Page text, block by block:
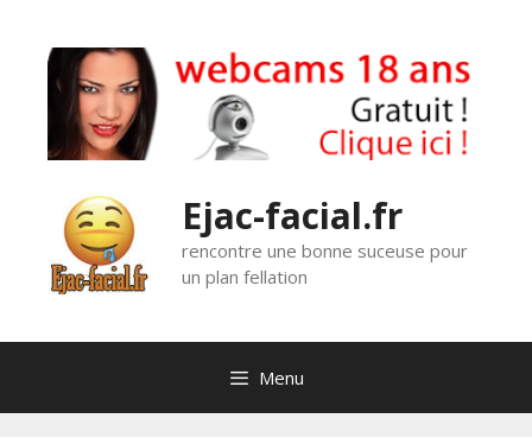
contenu
Ejac-facial.fr
rencontre une bonne suceuse pour
un plan fellation
Menu